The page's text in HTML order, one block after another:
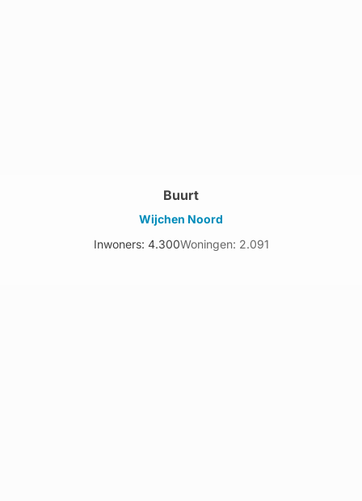
Buurt
Wijchen Noord
Inwoners: 4.300Woningen: 2.091